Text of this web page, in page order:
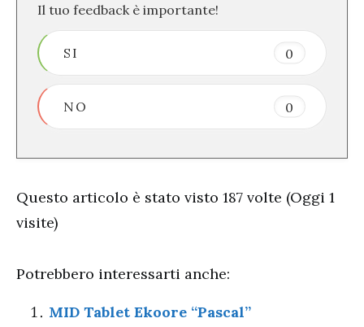
Il tuo feedback è importante!
SI 0
NO 0
Questo articolo è stato visto 187 volte (Oggi 1
visite)
Potrebbero interessarti anche:
MID Tablet Ekoore “Pascal”